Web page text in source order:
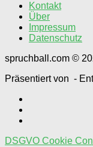
Kontakt
Über
Impressum
Datenschutz
spruchball.com ©
Präsentiert von -
DSGVO Cookie